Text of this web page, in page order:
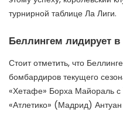
турнирной таблице Ла Лиги.
Беллингем лидирует
Стоит отметить, что
бомбардиров текущего
«Хетафе» Борха Майораль с
«Атлетико» (Мадрид)